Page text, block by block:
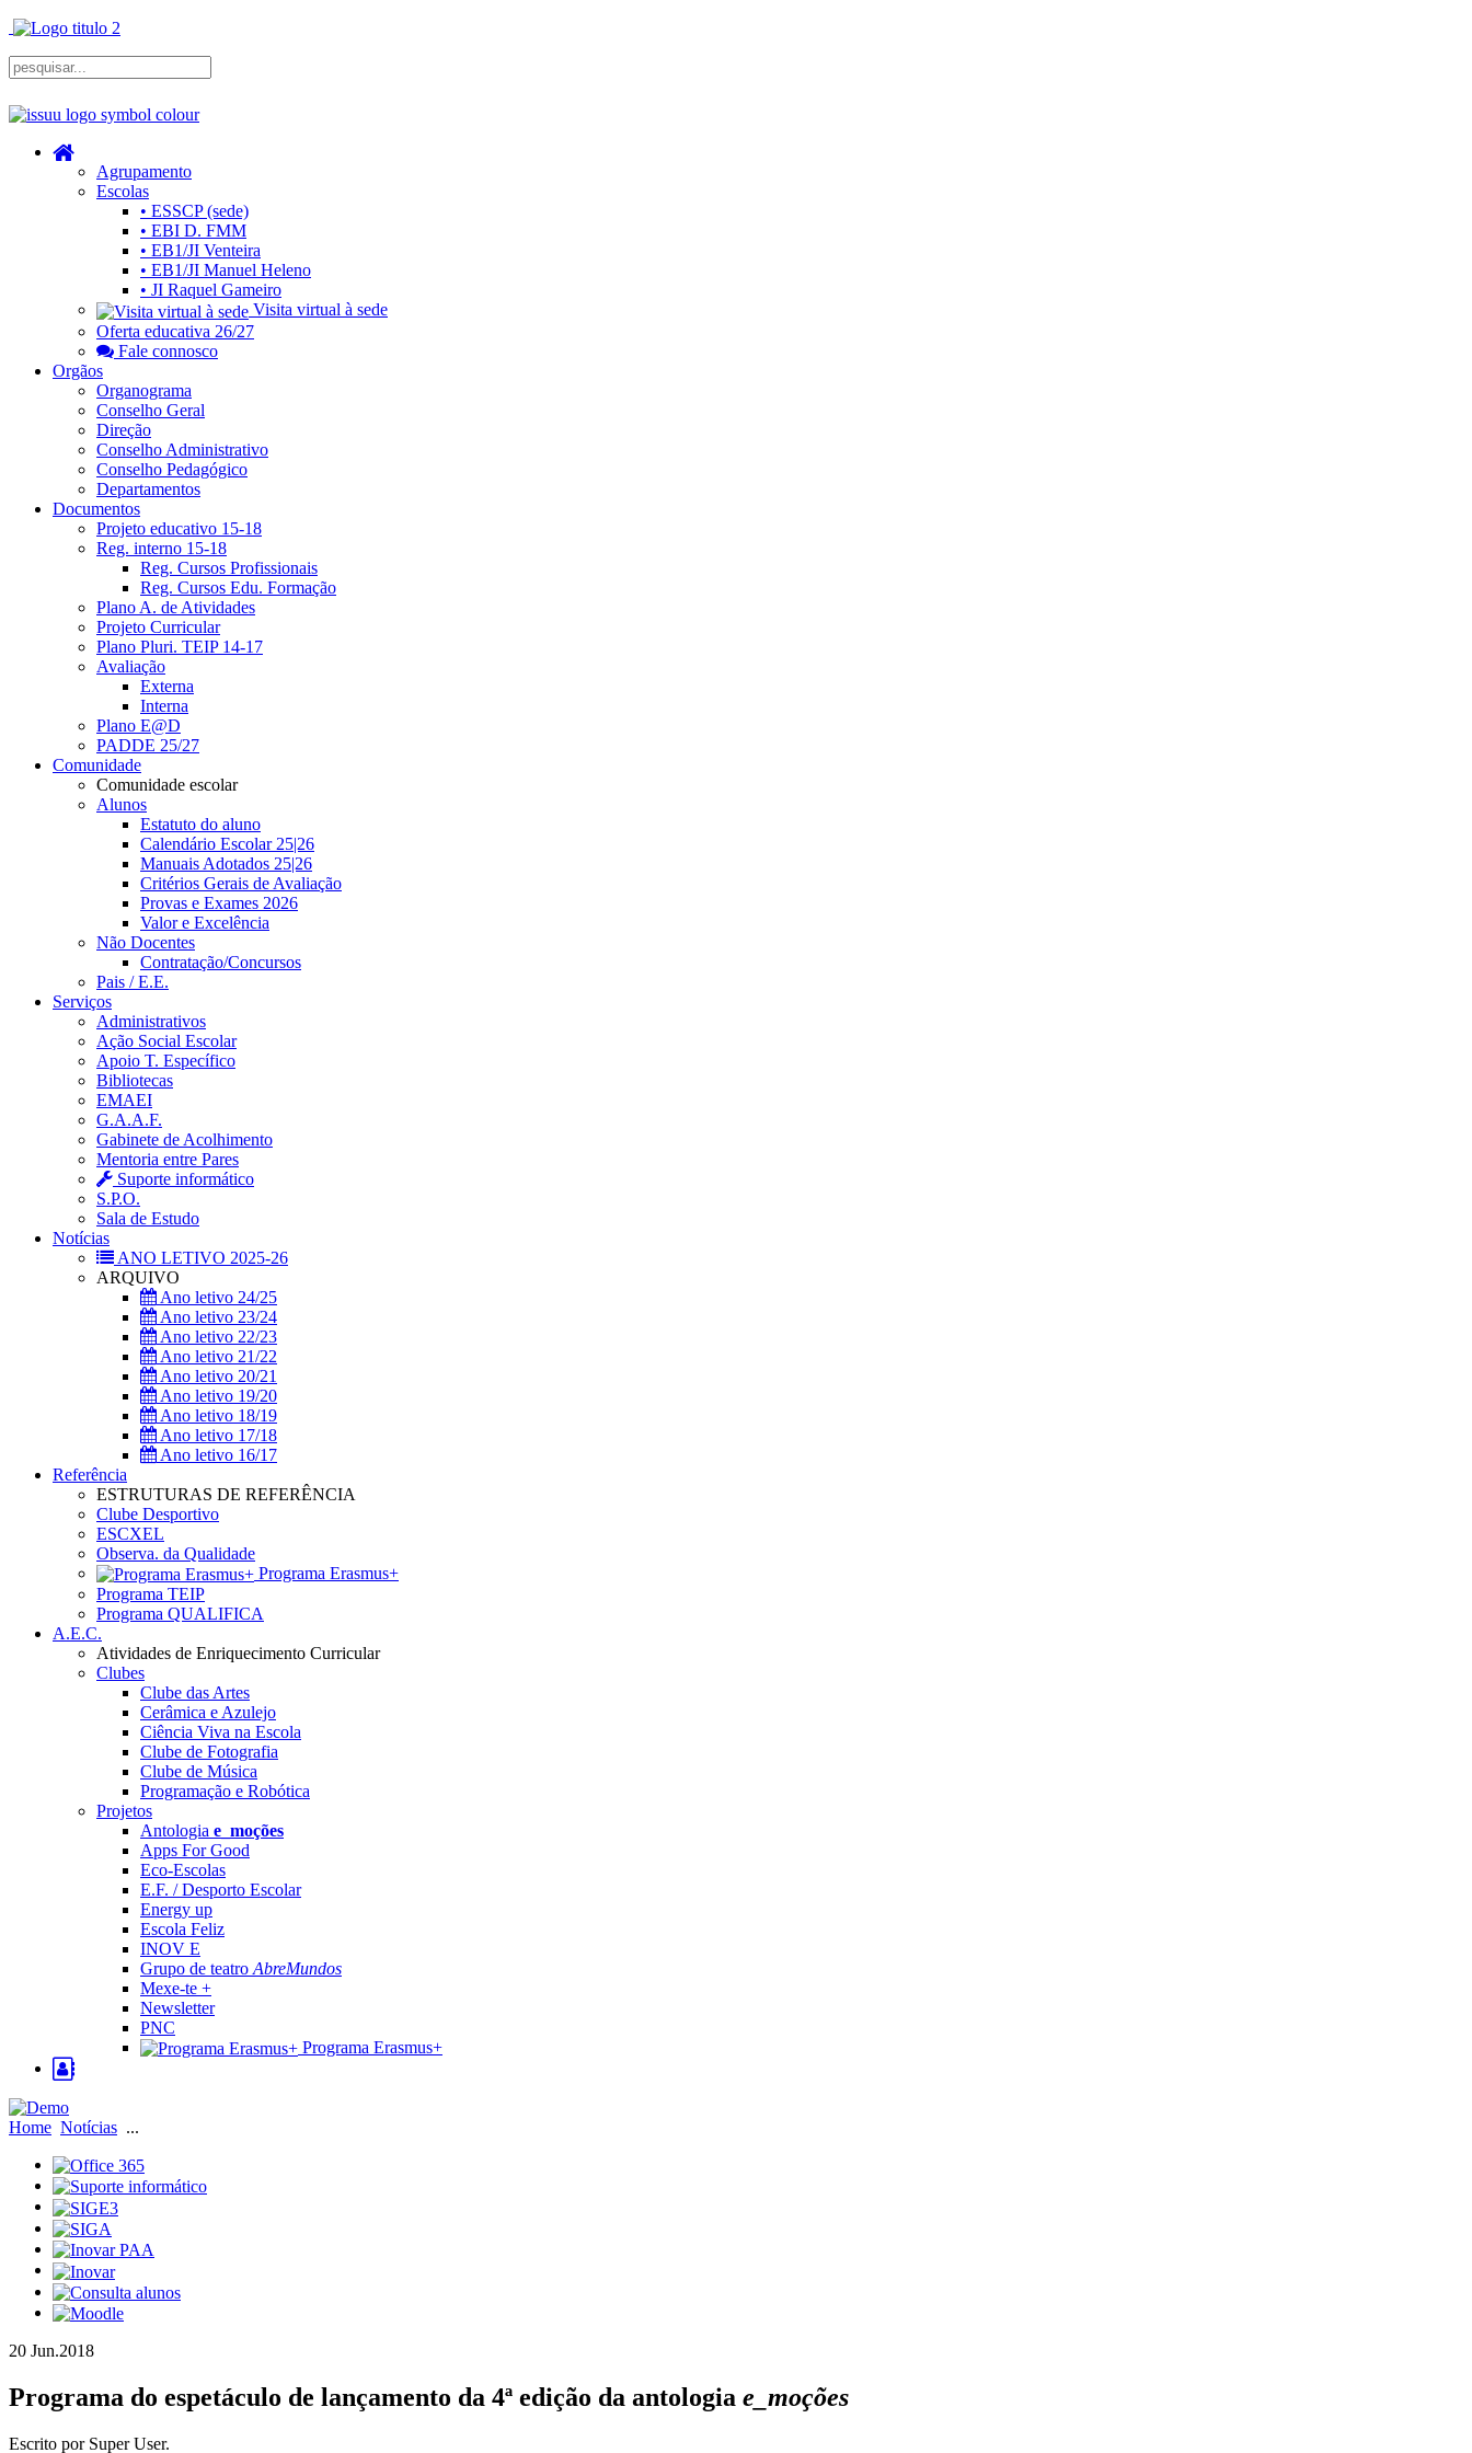
Agrupamento
Escolas
• ESSCP (sede)
• EBI D. FMM
• EB1/JI Venteira
• EB1/JI Manuel Heleno
• JI Raquel Gameiro
Visita virtual à sede
Oferta educativa 26/27
Fale connosco
Orgãos
Organograma
Conselho Geral
Direção
Conselho Administrativo
Conselho Pedagógico
Departamentos
Documentos
Projeto educativo 15-18
Reg. interno 15-18
Reg. Cursos Profissionais
Reg. Cursos Edu. Formação
Plano A. de Atividades
Projeto Curricular
Plano Pluri. TEIP 14-17
Avaliação
Externa
Interna
Plano E@D
PADDE 25/27
Comunidade
Comunidade escolar
Alunos
Estatuto do aluno
Calendário Escolar 25|26
Manuais Adotados 25|26
Critérios Gerais de Avaliação
Provas e Exames 2026
Valor e Excelência
Não Docentes
Contratação/Concursos
Pais / E.E.
Serviços
Administrativos
Ação Social Escolar
Apoio T. Específico
Bibliotecas
EMAEI
G.A.A.F.
Gabinete de Acolhimento
Mentoria entre Pares
Suporte informático
S.P.O.
Sala de Estudo
Notícias
ANO LETIVO 2025-26
ARQUIVO
Ano letivo 24/25
Ano letivo 23/24
Ano letivo 22/23
Ano letivo 21/22
Ano letivo 20/21
Ano letivo 19/20
Ano letivo 18/19
Ano letivo 17/18
Ano letivo 16/17
Referência
ESTRUTURAS DE REFERÊNCIA
Clube Desportivo
ESCXEL
Observa. da Qualidade
Programa Erasmus+
Programa TEIP
Programa QUALIFICA
A.E.C.
Atividades de Enriquecimento Curricular
Clubes
Clube das Artes
Cerâmica e Azulejo
Ciência Viva na Escola
Clube de Fotografia
Clube de Música
Programação e Robótica
Projetos
Antologia e_moções
Apps For Good
Eco-Escolas
E.F. / Desporto Escolar
Energy up
Escola Feliz
INOV E
Grupo de teatro AbreMundos
Mexe-te +
Newsletter
PNC
Programa Erasmus+
Home Notícias ...
20 Jun.2018
Programa do espetáculo de lançamento da 4ª edição da antologia e_moções
Escrito por Super User.